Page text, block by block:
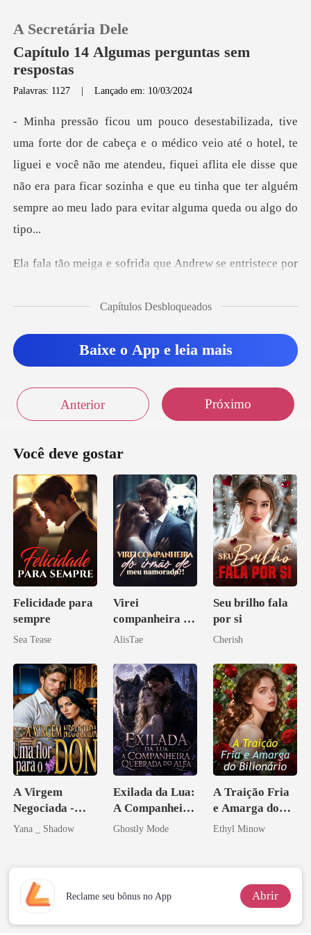
Loja
Histórico
Baixar App
A Secretária Dele
Capítulo 14 Algumas perguntas sem
respostas
Palavras: 1127 |Lançado em: 10/03/2024
é o hotel, te
liguei e você não me atendeu, fiquei aflita ele disse que
não era para ficar sozi
sofrida que Andrew se
Capítulos Desbloqueados
Baixe o App e leia mais
Anterior Próximo
Você deve gostar
Felicidade para
sempre
Sea Tease
Virei
companheira do
irmão de meu
AlisTae
Seu brilho fala
por si
Cherish
A Virgem
Negociada -
Uma flor para o
Yana _ Shadow
Exilada da Lua:
A Companheira
Quebrada do
Ghostly Mode
A Traição Fria
e Amarga do
Bilionário
Ethyl Minow
Reclame seu bônus no App Abrir